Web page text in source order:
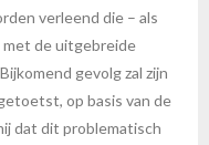
verleend die – als
met de uitgebreide
gevolg zal zijn
op basis van de
dat dit problematisch